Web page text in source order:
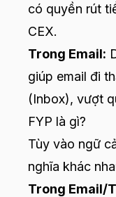
có quyền rút
CEX.
Trong Email:
giúp email đi
(Inbox), vượt
FYP là gì?
Tùy vào ngữ
nghĩa khác
Trong Email/